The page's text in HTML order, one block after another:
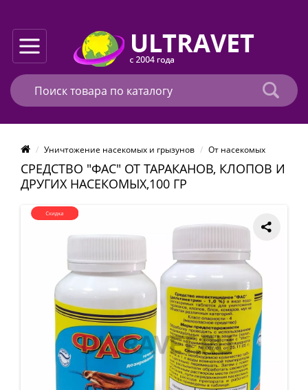
Уничтожение насекомых и грызунов От насекомых
СРЕДСТВО "ФАС" ОТ ТАРАКАНОВ, КЛОПОВ И
ДРУГИХ НАСЕКОМЫХ,100 ГР